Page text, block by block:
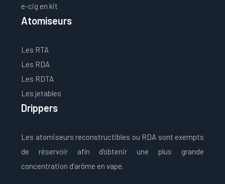
e-cig en kit
Atomiseurs
Les RTA
Les RDA
Les RDTA
Les jetables
Drippers
Les atomiseurs reconstructibles ou RDA sont exempts
de réservoir afin d’obtenir une plus grande
concentration d’arôme en vape.